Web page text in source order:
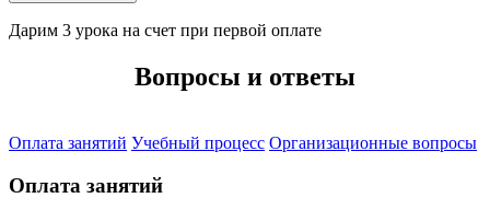
Дарим 3 урока на счет при первой оплате
Вопросы и ответы
Оплата занятий Учебный процесс Организационные вопросы
Оплата занятий